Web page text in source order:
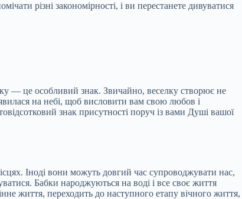
різні закономірності, і ви перестанете дивуватися
— це особливий знак. Звичайно, веселку створює не
на небі, щоб висловити вам свою любов і
знак присутності поруч із вами Душі вашої
Іноді вони можуть довгий час супроводжувати нас,
Бабки народжуються на воді і все своє життя
життя, переходить до наступного етапу вічного життя,